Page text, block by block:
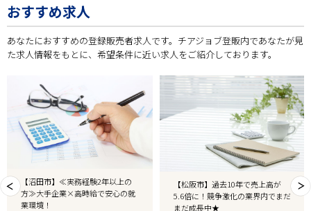
おすすめ求人
あなたにおすすめの登録販売者求人です。チアジョブ登販内であなたが見
た求人情報をもとに、希望条件に近い求人をご紹介しております。
【沼田市】≪実務経験2年以上の
方≫大手企業×高時給で安心の就
業環境！
【松阪市】過去10年で売上高が
5.6倍に！競争激化の業界内でまだ
まだ成長中★